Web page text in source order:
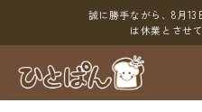
誠に勝手ながら、8月13
は休業とさせ
MENU